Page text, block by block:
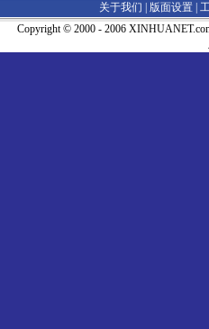
关于我们 | 版面设置
Copyright © 2000 - 2006